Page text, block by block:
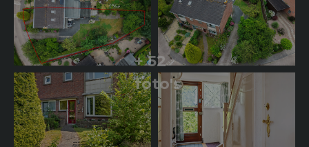
+ 52
foto's